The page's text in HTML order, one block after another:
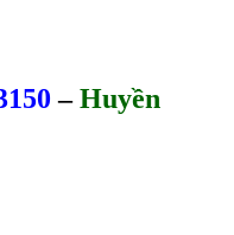
–Huyền